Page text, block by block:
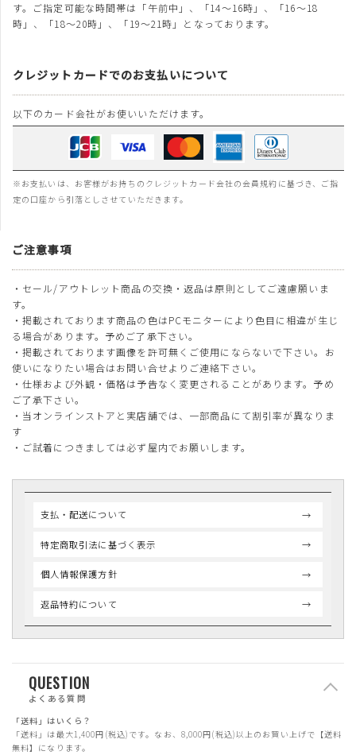
す。ご指定可能な時間帯は「午前中」、「14～16時」、「16～18
時」、「18～20時」、「19～21時」となっております。
クレジットカードでのお支払いについて
以下のカード会社がお使いいただけます。
※お支払いは、お客様がお持ちのクレジットカード会社の会員規約に基づき、ご指
定の口座から引落としさせていただきます。
ご注意事項
・セール/アウトレット商品の交換・返品は原則としてご遠慮願いま
す。
・掲載されております商品の色はPCモニターにより色目に相違が生じ
る場合があります。予めご了承下さい。
・掲載されております画像を許可無くご使用にならないで下さい。お
使いになりたい場合はお問い合せよりご連絡下さい。
・仕様および外観・価格は予告なく変更されることがあります。予め
ご了承下さい。
・当オンラインストアと実店舗では、一部商品にて割引率が異なりま
す
・ご試着につきましては必ず屋内でお願いします。
支払・配送について
特定商取引法に基づく表示
個人情報保護方針
返品特約について
QUESTION
よくある質問
「送料」はいくら？
「送料」は最大1,400円(税込)です。なお、8,000円(税込)以上のお買い上げで【送料
無料】になります。